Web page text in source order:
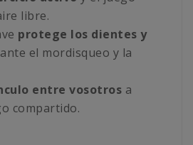
libre.
protege los dientes y
el mordisqueo y la
entre vosotros a
compartido.